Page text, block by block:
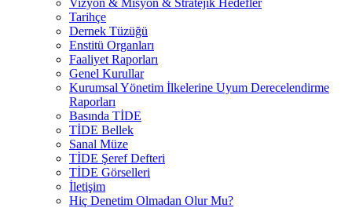
Vizyon & Misyon & Stratejik Hedefler
Tarihçe
Dernek Tüzüğü
Enstitü Organları
Faaliyet Raporları
Genel Kurullar
Kurumsal Yönetim İlkelerine Uyum Derecelendirme
Raporları
Basında TİDE
TİDE Bellek
Sanal Müze
TİDE Şeref Defteri
TİDE Görselleri
İletişim
Hiç Denetim Olmadan Olur Mu?